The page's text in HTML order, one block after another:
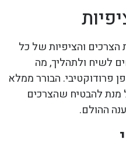
והציפיות של כל
לשיח ולתהליך, מה
הבורר ממלא
מנת להבטיח שהצרכים
ההולם.